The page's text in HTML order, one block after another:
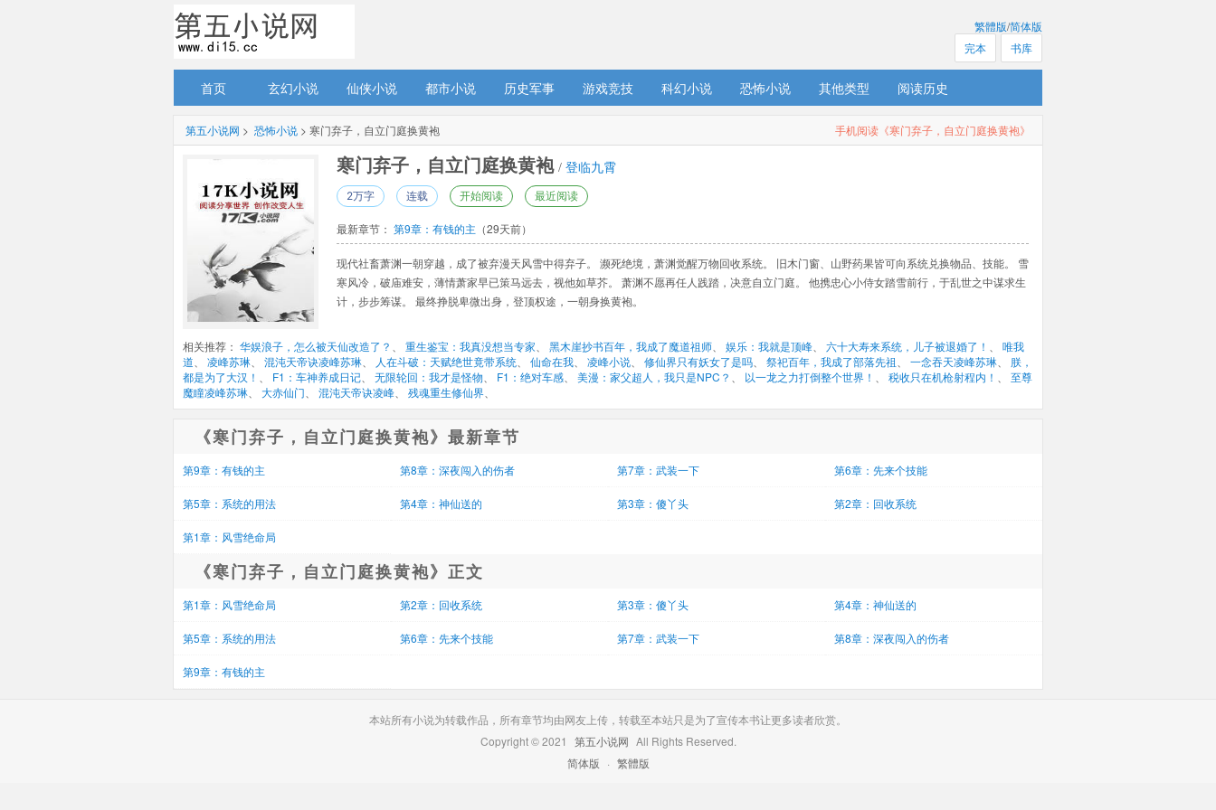
繁體版/简体版
书库
完本
首页 玄幻小说 仙侠小说 都市小说 历史军事 游戏竞技 科幻小说 恐怖小说 其他类型 阅读历史
手机阅读《寒门弃子，自立门庭换黄袍》
第五小说网 > 恐怖小说 > 寒门弃子，自立门庭换黄袍
寒门弃子，自立门庭换黄袍 / 登临九霄
2万字 连载 开始阅读 最近阅读
最新章节： 第9章：有钱的主 （29天前）
现代社畜萧渊一朝穿越，成了被弃漫天风雪中得弃子。 濒死绝境，萧渊觉醒万物回收系统。 旧木门窗、山野药果皆可向系统兑换物品、技能。 雪
寒风冷，破庙难安，薄情萧家早已策马远去，视他如草芥。 萧渊不愿再任人践踏，决意自立门庭。 他携忠心小侍女踏雪前行，于乱世之中谋求生
计，步步筹谋。 最终挣脱卑微出身，登顶权途，一朝身换黄袍。
相关推荐： 华娱浪子，怎么被天仙改造了？ 重生鉴宝：我真没想当专家 黑木崖抄书百年，我成了魔道祖师 娱乐：我就是顶峰 六十大寿来系统，儿子被退婚了！
唯我
道
凌峰苏琳 混沌天帝诀凌峰苏琳 人在斗破：天赋绝世竟带系统 仙命在我 凌峰小说 修仙界只有妖女了是吗 祭祀百年，我成了部落先祖 一念吞天凌峰苏琳
朕，
都是为了大汉！
F1：车神养成日记 无限轮回：我才是怪物 F1：绝对车感 美漫：家父超人，我只是NPC？ 以一龙之力打倒整个世界！ 税收只在机枪射程内！
至尊
魔瞳凌峰苏琳
大赤仙门 混沌天帝诀凌峰 残魂重生修仙界
《寒门弃子，自立门庭换黄袍》最新章节
第9章：有钱的主 第8章：深夜闯入的伤者 第7章：武装一下 第6章：先来个技能
第5章：系统的用法 第4章：神仙送的 第3章：傻丫头 第2章：回收系统
第1章：风雪绝命局
《寒门弃子，自立门庭换黄袍》正文
第1章：风雪绝命局 第2章：回收系统 第3章：傻丫头 第4章：神仙送的
第5章：系统的用法 第6章：先来个技能 第7章：武装一下 第8章：深夜闯入的伤者
第9章：有钱的主
本站所有小说为转载作品，所有章节均由网友上传，转载至本站只是为了宣传本书让更多读者欣赏。
Copyright © 2021
第五小说网 All Rights Reserved.
简体版 · 繁體版